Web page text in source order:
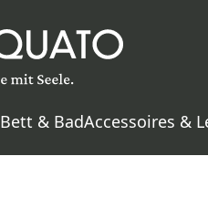
Bett & BadAccessoires &